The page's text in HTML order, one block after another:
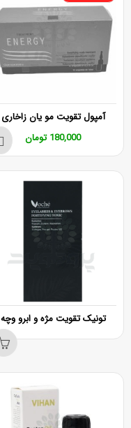
آمپول تقویت مو یان زاخاری
180,000 تومان
تونیک تقویت مژه و ابرو وچه